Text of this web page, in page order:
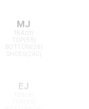
MJ
164cm
TOP(55)
BOTTOM(26)
EJ